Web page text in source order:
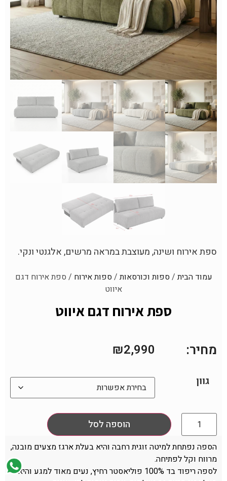
ספת אירוח ושינה, מעוצבת במראה מרשים, אלגנטי ונקי.
עמוד הבית/ספות וכורסאות/ספות אירוח / ספת אירוח דגם
איווט
ספת אירוח דגם איווט
מחיר: ₪2,990
גוון
הוספה לסל
הספה נפתחת למיטה זוגית רחבה והיא בעלת ארגז מצעים מובנה,
מרווח וקל לפתיחה.
לספה ריפוד בד 100% פוליאסטר רחיץ, נעים מאוד למגע והיא